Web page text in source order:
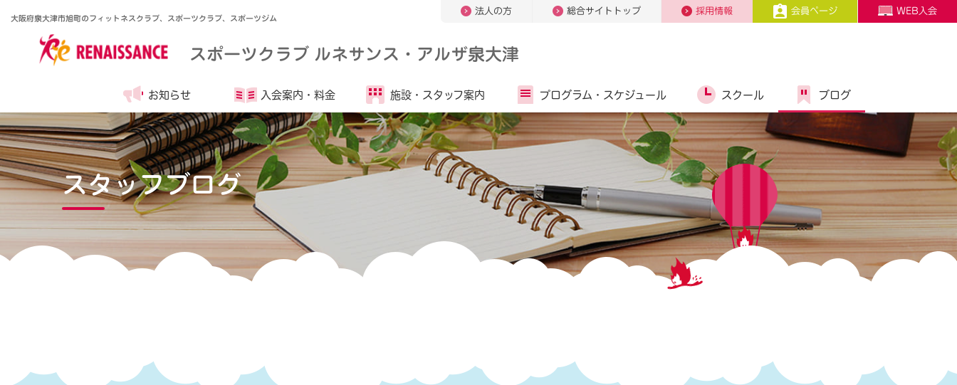
大阪府泉大津市旭町のフィットネスクラブ、スポーツクラブ、スポーツジム
法人の方 総合サイトトップ 採用情報 会員ページ WEB入会
スポーツクラブ ルネサンス・アルザ泉大津
お知らせ 入会案内・ 料金 施設・ スタッフ案内 プログラム・ スケジュール スクール ブログ
スタッフブログ